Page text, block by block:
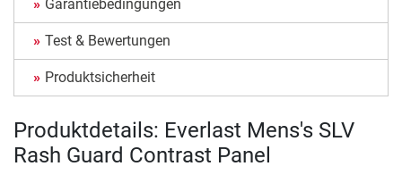
Garantiebedingungen
Test & Bewertungen
Produktsicherheit
Produktdetails: Everlast Mens's SLV
Rash Guard Contrast Panel